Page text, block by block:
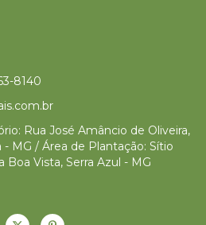
8140
Rua José Amâncio de Oliveira,
MG / Área de Plantação: Sítio
Boa Vista, Serra Azul - MG